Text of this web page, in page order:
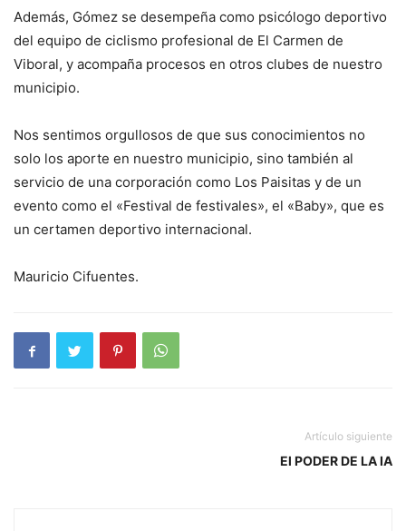
Además, Gómez se desempeña como psicólogo deportivo
del equipo de ciclismo profesional de El Carmen de
Viboral, y acompaña procesos en otros clubes de nuestro
municipio.
Nos sentimos orgullosos de que sus conocimientos no
solo los aporte en nuestro municipio, sino también al
servicio de una corporación como Los Paisitas y de un
evento como el «Festival de festivales», el «Baby», que es
un certamen deportivo internacional.
Mauricio Cifuentes.
Artículo siguiente
El PODER DE LA IA